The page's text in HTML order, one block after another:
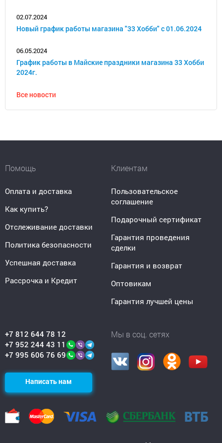
02.07.2024
Новый график работы магазина "33 Хобби" с 01.06.2024
06.05.2024
График работы в Майские праздники магазина 33 Хобби
2024г.
Все новости
Помощь
Оплата и доставка
Как купить?
Отслеживание доставки
Политика безопасности
Успешная доставка
Рассрочка и Кредит
Клиентам
Пользовательское
соглашение
Подарочный сертификат
Гарантия проведения
сделки
Гарантия и возврат
Оптовикам
Гарантия лучшей цены
+7 812 644 78 12
+7 952 244 43 11
+7 995 606 76 69
Написать нам
Мы в соц. сетях